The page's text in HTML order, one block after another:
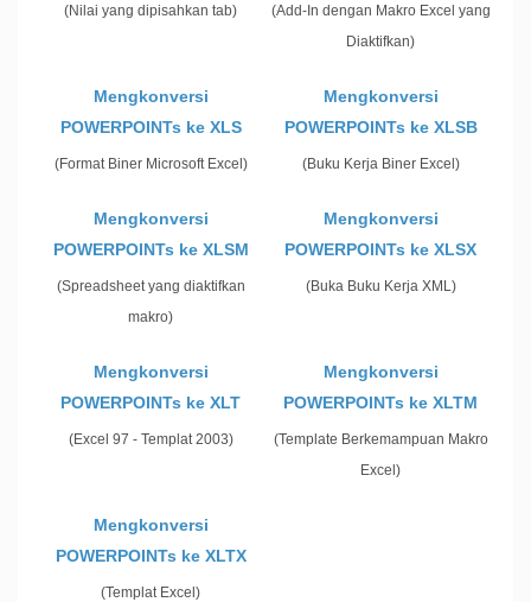
(Nilai yang dipisahkan tab)
(Add-In dengan Makro Excel yang
Diaktifkan)
Mengkonversi
POWERPOINTs ke XLS
(Format Biner Microsoft Excel)
Mengkonversi
POWERPOINTs ke XLSB
(Buku Kerja Biner Excel)
Mengkonversi
POWERPOINTs ke XLSM
(Spreadsheet yang diaktifkan
makro)
Mengkonversi
POWERPOINTs ke XLSX
(Buka Buku Kerja XML)
Mengkonversi
POWERPOINTs ke XLT
(Excel 97 - Templat 2003)
Mengkonversi
POWERPOINTs ke XLTM
(Template Berkemampuan Makro
Excel)
Mengkonversi
POWERPOINTs ke XLTX
(Templat Excel)